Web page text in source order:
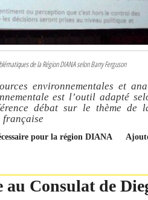
de la Région DIANA selon Barry Ferguson
environnementales et
est l’outil adapté
débat sur le thème de
française
pour la région DIANA
Consulat de